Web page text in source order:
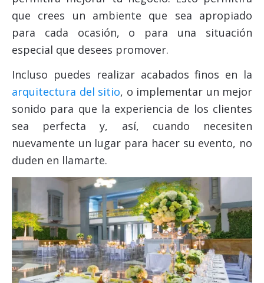
que crees un ambiente que sea apropiado
para cada ocasión, o para una situación
especial que desees promover.
Incluso puedes realizar acabados finos en la
arquitectura del sitio, o implementar un mejor
sonido para que la experiencia de los clientes
sea perfecta y, así, cuando necesiten
nuevamente un lugar para hacer su evento, no
duden en llamarte.